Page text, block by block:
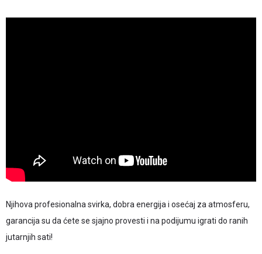
Njihova profesionalna svirka, dobra energija i osećaj za atmosferu,
garancija su da ćete se sjajno provesti i na podijumu igrati do ranih
jutarnjih sati!